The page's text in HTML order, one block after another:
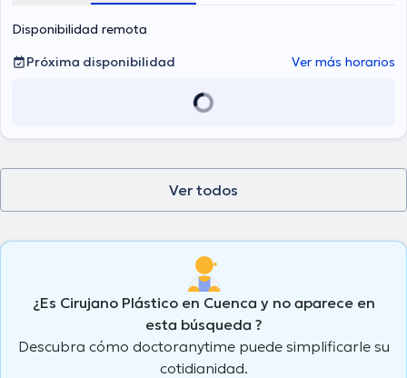
Disponibilidad remota
Próxima disponibilidad
Ver más horarios
Ver todos
¿Es Cirujano Plástico en Cuenca y no aparece en
esta búsqueda ?
Descubra cómo doctoranytime puede simplificarle su
cotidianidad.